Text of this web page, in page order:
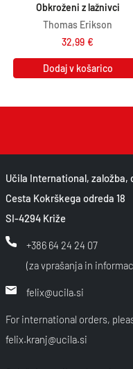
Obkroženi z lažnivci
Thomas Erikson
32,99 €
Dodaj v košarico
Učila International, založba,
Cesta Kokrškega odreda 18
SI-4294 Križe
+386 64 24 24 07
(za vprašanja in
felix@ucila.si
For international orders,
felix.kranj@ucila.si